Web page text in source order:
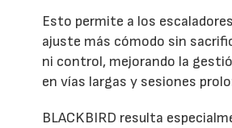
Esto permite a los
ajuste más cómodo sin
ni control, mejorando la
en vías largas y sesiones
BLACKBIRD resulta